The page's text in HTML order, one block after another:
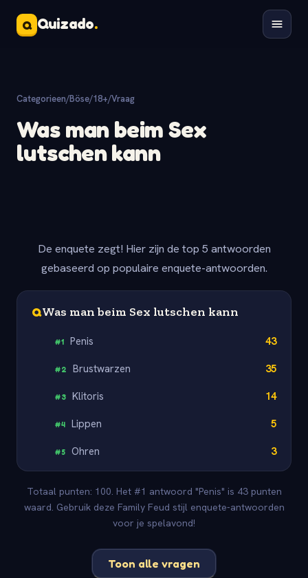
Q Quizado.
Categorieen/Böse/18+/Vraag
Was man beim Sex
lutschen kann
De enquete zegt! Hier zijn de top 5 antwoorden
gebaseerd op populaire enquete-antwoorden.
QWas man beim Sex lutschen kann
#1 Penis 43
#2 Brustwarzen 35
#3 Klitoris 14
#4 Lippen 5
#5 Ohren 3
Totaal punten: 100. Het #1 antwoord "Penis" is 43 punten
waard. Gebruik deze Family Feud stijl enquete-antwoorden
voor je spelavond!
Toon alle vragen